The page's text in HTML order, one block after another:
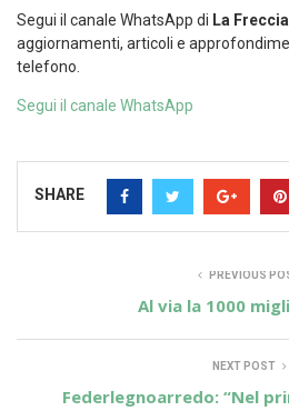
Segui il canale WhatsApp di La
aggiornamenti, articoli e
telefono.
Segui il canale WhatsApp
SHARE
PREVIOUS
Al via la 1000
NEXT POST
Federlegnoarredo: “Nel